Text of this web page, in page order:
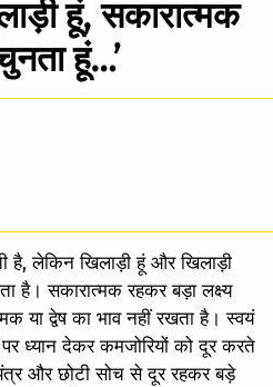
हूं, सकारात्मक
हूं…’
है, लेकिन खिलाड़ी हूं और खिलाड़ी
है। सकारात्मक रहकर बड़ा लक्ष्य
या द्वेष का भाव नहीं रखता है। स्वयं
ध्यान देकर कमजोरियों को दूर करते
और छोटी सोच से दूर रहकर बड़े